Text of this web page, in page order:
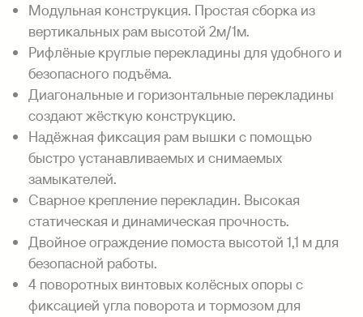
Модульная конструкция. Простая сборка из
вертикальных рам высотой 2м/1м.
Рифлёные круглые перекладины для удобного и
безопасного подъёма.
Диагональные и горизонтальные перекладины
создают жёсткую конструкцию.
Надёжная фиксация рам вышки с помощью
быстро устанавливаемых и снимаемых
замыкателей.
Сварное крепление перекладин. Высокая
статическая и динамическая прочность.
Двойное ограждение помоста высотой 1,1 м для
безопасной работы.
4 поворотных винтовых колёсных опоры с
фиксацией угла поворота и тормозом для